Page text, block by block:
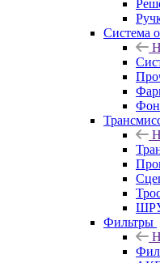
Система
Фильтры